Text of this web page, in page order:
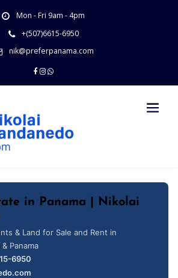
Mon - Fri 9am - 4pm
+(507)6615-6950
nik@preferpanama.com
in Panama | Nikolai
& Land for Sale and Rent in
Panama
6950